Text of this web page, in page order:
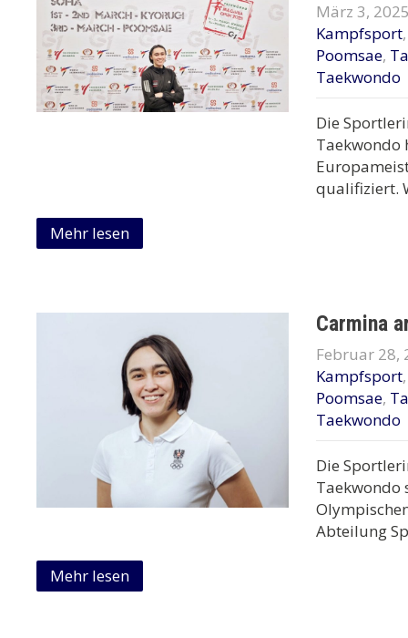
März 3,
Kampfsport
Poomsae,
Taekwondo
Die
Taekwondo
qualifiziert.
Mehr lesen
Carmina
Februar 28,
Kampfsport
Poomsae,
Taekwondo
Die
Taekwondo
Abteilung
Mehr lesen